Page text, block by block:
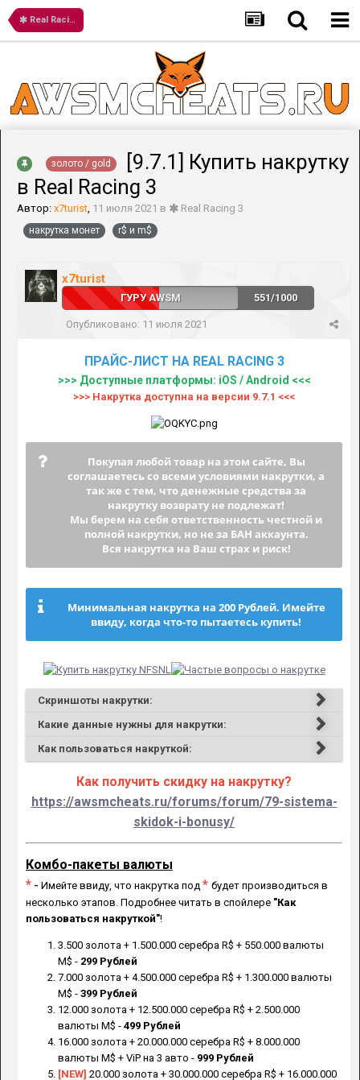
Real Racing 3
золото / gold
[9.7.1] Купить накрутку
в Real Racing 3
Автор: x7turist, 11 июля 2021 в Real Racing 3
накрутка монет r$ и m$
x7turist
ГУРУ AWSM 551/1000
Опубликовано: 11 июля 2021
ПРАЙС-ЛИСТ НА REAL RACING 3
>>> Доступные платформы: iOS / Android <<<
>>> Накрутка доступна на версии 9.7.1 <<<
Покупая любой товар на этом сайте, Вы
соглашаетесь со всеми условиями накрутки, а
так же с тем, что денежные средства за
накрутку возврату не подлежат!
Мы берем на себя ответственность честной и
полной накрутки, но не за БАН аккаунта.
Вся накрутка на Ваш страх и риск!
Минимальная накрутка на 200 Рублей. Имейте
ввиду, когда что-то пытаетесь купить!
Скриншоты накрутки:
Какие данные нужны для накрутки:
Как пользоваться накруткой:
Как получить скидку на накрутку?
https://awsmcheats.ru/forums/forum/79-sistema-
skidok-i-bonusy/
Комбо-пакеты валюты
* - Имейте ввиду, что накрутка под * будет производиться в
несколько этапов. Подробнее читать в спойлере "Как
пользоваться накруткой"!
3.500 золота + 1.500.000 серебра R$ + 550.000 валюты
M$ - 299 Рублей
7.000 золота + 4.500.000 серебра R$ + 1.300.000 валюты
M$ - 399 Рублей
12.000 золота + 12.500.000 серебра R$ + 2.500.000
валюты M$ - 499 Рублей
16.000 золота + 20.000.000 серебра R$ + 8.000.000
валюты M$ + ViP на 3 авто - 999 Рублей
[NEW] 20.000 золота + 30.000.000 серебра R$ + 16.000.000